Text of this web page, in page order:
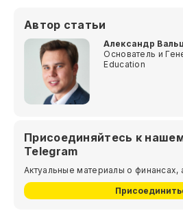
Автор статьи
Александр
Основатель и
Education
Присоединяйтесь к
Telegram
Актуальные материалы о финансах,